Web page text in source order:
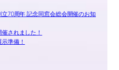
70周年 記念同窓会総会開催のお知
されました！
準備！